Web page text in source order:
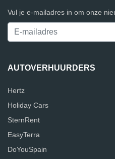
Vul je e-mailadres in om onze
AUTOVERHUURDERS
Hertz
Holiday Cars
SternRent
EasyTerra
DoYouSpain